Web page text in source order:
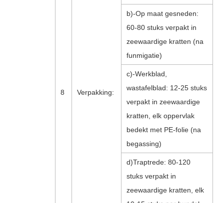
8 Verpakking:
b)-Op maat gesneden:
60-80 stuks verpakt in
zeewaardige kratten (na
funmigatie)
c)-Werkblad,
wastafelblad: 12-25 stuks
verpakt in zeewaardige
kratten, elk oppervlak
bedekt met PE-folie (na
begassing)
d)Traptrede: 80-120
stuks verpakt in
zeewaardige kratten, elk